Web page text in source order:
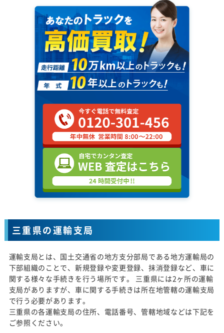
三重県の運輸支局
運輸支局とは、国土交通省の地方支分部局である地方運輸局の
下部組織のことで、新規登録や変更登録、抹消登録など、車に
関する様々な手続きを行う場所です。 三重県には2ヶ所の運輸
支局がありますが、車に関する手続きは所在地管轄の運輸支局
で行う必要があります。
三重県の各運輸支局の住所、電話番号、管轄地域などは下記を
ご参照ください。